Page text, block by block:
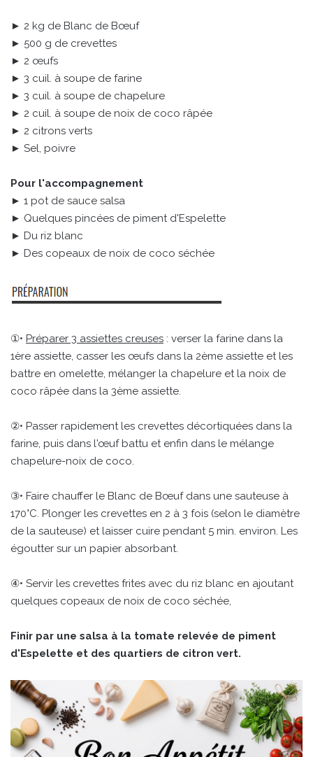
► 2 kg de Blanc de Bœuf
► 500 g de crevettes
► 2 œufs
► 3 cuil. à soupe de farine
► 3 cuil. à soupe de chapelure
► 2 cuil. à soupe de noix de coco râpée
► 2 citrons verts
► Sel, poivre
Pour l'accompagnement
► 1 pot de sauce salsa
► Quelques pincées de piment d'Espelette
► Du riz blanc
► Des copeaux de noix de coco séchée
①• Préparer 3 assiettes creuses : verser la farine dans la
1ère assiette, casser les œufs dans la 2ème assiette et les
battre en omelette, mélanger la chapelure et la noix de
coco râpée dans la 3ème assiette.
②• Passer rapidement les crevettes décortiquées dans la
farine, puis dans l'œuf battu et enfin dans le mélange
chapelure-noix de coco.
③• Faire chauffer le Blanc de Bœuf dans une sauteuse à
170°C. Plonger les crevettes en 2 à 3 fois (selon le diamètre
de la sauteuse) et laisser cuire pendant 5 min. environ. Les
égoutter sur un papier absorbant.
④• Servir les crevettes frites avec du riz blanc en ajoutant
quelques copeaux de noix de coco séchée,
Finir par une salsa à la tomate relevée de piment
d'Espelette et des quartiers de citron vert.